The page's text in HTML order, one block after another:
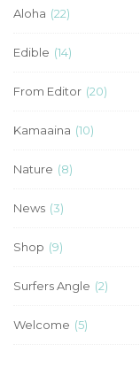
Aloha (22)
Edible (14)
From Editor (20)
Kamaaina (10)
Nature (8)
News (3)
Shop (9)
Surfers Angle (2)
Welcome (5)